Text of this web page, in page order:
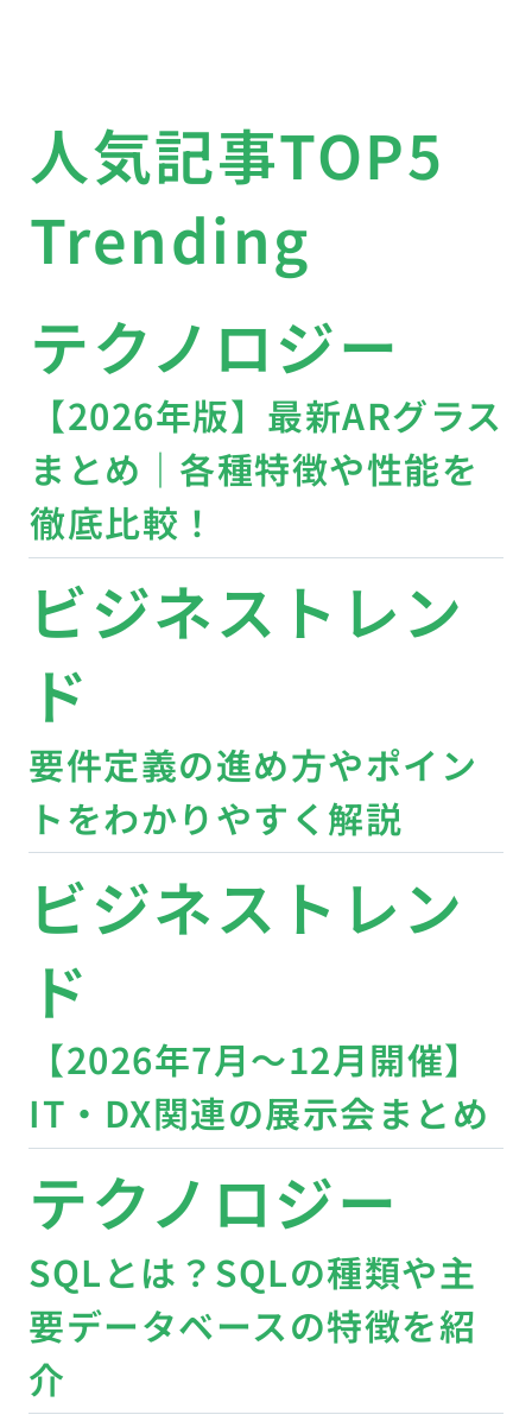
人気記事TOP5
Trending
テクノロジー
【2026年版】最新ARグラス
まとめ｜各種特徴や性能を
徹底比較！
ビジネストレン
ド
【2026年7月〜12月開催】
IT・DX関連の展示会まとめ
ビジネストレン
ド
要件定義の進め方やポイン
トをわかりやすく解説
テクノロジー
SQLとは？SQLの種類や主
要データベースの特徴を紹
介